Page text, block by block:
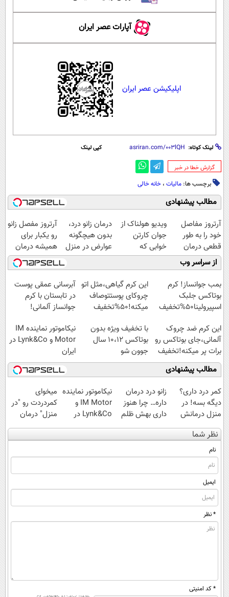
آپارات عصر ایران
اپلیکیشن عصر ایران
لینک کوتاه: کپی لینک
‌گزارش خطا در خبر
برچسب ها: مالیات ، خانه خالی
مطالب پیشنهادی
آرتروز مفاصل
خود را به طور
قطعی درمان
کنید!
◗پرسش‌نامه◖
ویدیو هولناک از
جوان کارتن
خوابی که
میلیاردر شد.
آموزش رایگان
درمان زانو درد،
بدون هیچگونه
عوارض در منزل
(◂پرسش‌نامه)
آرتروز مفصل زانو
رو یکبار برای
همیشه درمان
کن!
◗پرسش‌نامه◖
از سراسر وب
بمب جوانساز! کرم
بوتاکس جلبک
اسپیرولینا50%تخفیف
این کرم گیاهی،مثل اتو
چروکای پوستتوصاف
میکنه!50%تخفیف
آبرسانی عمقی پوست
در تابستان با کرم
جوانساز آلمانی!
این کرم ضد چروک
آلمانی،جای بوتاکس رو
برات پر میکنه!تخفیف
تا امشب
با تخفیف ویژه بدون
بوتاکس ۱۰،۱۲ سال
جوون شو
نیکاموتور نماینده IM
Motor و Lynk&Co در
ایران
مطالب پیشنهادی
کمر درد داری؟
دیگه بسه! در
منزل درمانش
کن
(◀پرسش‌نامه)
زانو درد درمان
داره… چرا هنوز
داری بهش ظلم
می‌کنی؟
نیکاموتور نماینده
IM Motor و
Lynk&Co در
ایران
میخوای
کمردردت رو "در
منزل" درمان
کنی؟ (◂فیلم +
◂پرسش‌نامه)
نظر شما
نام
ایمیل
* نظر
* کد امنیتی